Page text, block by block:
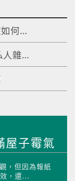
何...
雜...
屋子霉氣
，但因為報紙
，還...